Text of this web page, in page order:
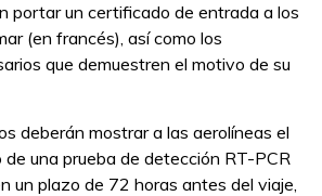
portar un certificado de entrada a los
(en francés), así como los
que demuestren el motivo de su
deberán mostrar a las aerolíneas el
una prueba de detección RT-PCR
un plazo de 72 horas antes del viaje,